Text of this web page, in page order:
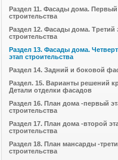
Раздел 11. Фасады дома. Первый
строительства
Раздел 12. Фасады дома. Третий
строительства
Раздел 13. Фасады дома.
этап строительства
Раздел 14. Задний и боковой
Раздел. 15. Варианты решений
Детали отделки фасадов
Раздел 16. План дома -первый
строительства
Раздел 17. План дома -второй
строительства
Раздел 18. План мансарды -
строительства